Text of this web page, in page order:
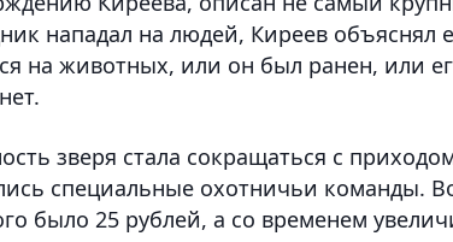
нападал на людей, Киреев объяснял
на животных, или он был ранен, или
зверя стала сокращаться с
специальные охотничьи команды.
было 25 рублей, а со временем